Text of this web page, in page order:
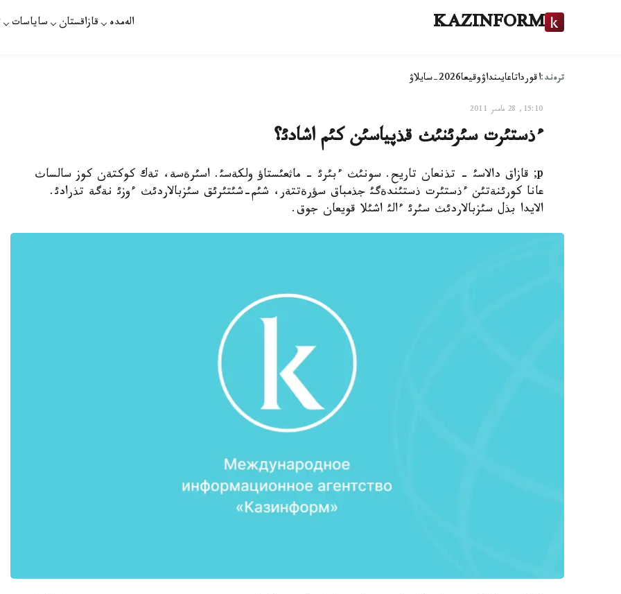
KAZINFORM الەمدە قازاقستان ساياسات
ترەند:اقورداتاعايىنداۋوقيعا2026-سايلاۋ
15:10, 28 مامىر 2011
ءذستئرت سئرئنئث قذپياسئن كئم اشادئ؟
p; قازاق دالاسئ - تذنعان تاريح. سونئث ءبئرئ - ماثعئستاؤ ولكةسئ. اسئرةسة، تةك كوكتةن كوز سالساث
عانا كورئنةتئن ءذستئرت ذستئندةگئ جذمباق سؤرةتتةر، شئم-شئتئرئق سئزبالاردئث ءوزئ نةگة تذرادئ.
الايدا بذل سئزبالاردئث سئرئ ءالئ اشئلا قويعان جوق.